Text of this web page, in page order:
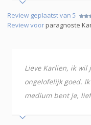
Review geplaatst van 5
Review voorparagnoste
Lieve Karlien, ik wil
ongelofelijk goed.
medium bent je,